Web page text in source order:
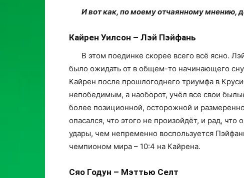
И вот как, по моему отчаянному мнению,
Кайрен Уилсон – Лэй Пэйфань
В этом поединке скорее всего всё ясно.
было ожидать от в общем-то начинающего
Кайрен после прошлогоднего триумфа в
непобедимым, а наоборот, учёл все свои
более позиционной, осторожной и
опасался, что этого не произойдёт, и рад,
удары, чем непременно воспользуется
чемпионом мира – 10:4 на Кайрена.
Сяо Годун – Мэттью Селт